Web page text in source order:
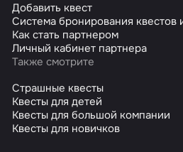
Добавить квест
Система бронирования
Как стать партнером
Личный кабинет партнера
Также смотрите
Страшные квесты
Квесты для детей
Квесты для большой компании
Квесты для новичков